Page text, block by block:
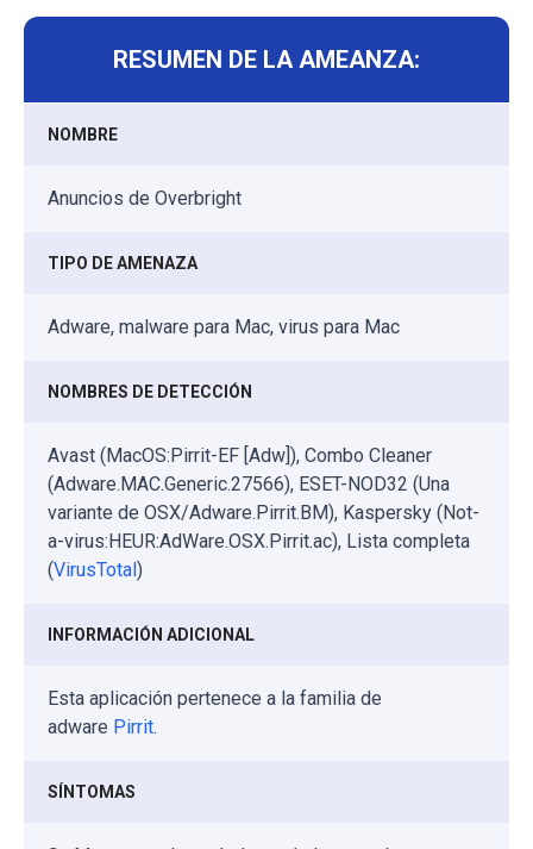
RESUMEN DE LA AMEANZA:
NOMBRE
Anuncios de Overbright
TIPO DE AMENAZA
Adware, malware para Mac, virus para Mac
NOMBRES DE DETECCIÓN
Avast (MacOS:Pirrit-EF [Adw]), Combo Cleaner
(Adware.MAC.Generic.27566), ESET-NOD32 (Una
variante de OSX/Adware.Pirrit.BM), Kaspersky (Not-
a-virus:HEUR:AdWare.OSX.Pirrit.ac), Lista completa
(VirusTotal)
INFORMACIÓN ADICIONAL
Esta aplicación pertenece a la familia de
adware Pirrit.
SÍNTOMAS